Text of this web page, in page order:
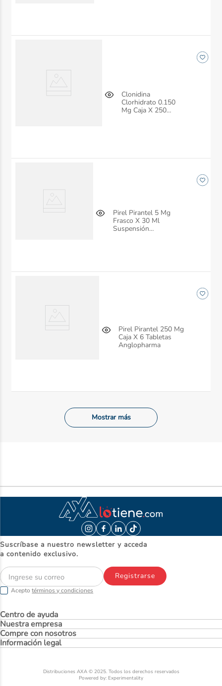
Clonidina
Clorhidrato 0.150
Mg Caja X 250
Pirel Pirantel 5 Mg
Frasco X 30 Ml
Suspensión
Pirel Pirantel 250 Mg
Caja X 6 Tabletas
Anglopharma
Mostrar más
Suscríbase a nuestro newsletter y acceda
a contenido exclusivo.
Aceptotérminos y condiciones
Registrarse
Centro de ayuda
Nuestra empresa
Compre con nosotros
Información legal
Distribuciones AXA © 2025. Todos los derechos reservados
Powered by: Experimentality